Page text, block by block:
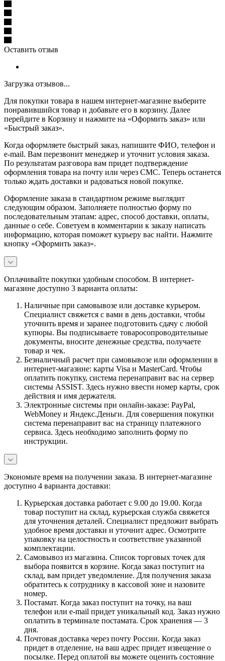
Оставить отзыв
Загрузка отзывов...
Для покупки товара в нашем интернет-магазине выберите
понравившийся товар и добавьте его в корзину. Далее
перейдите в Корзину и нажмите на «Оформить заказ» или
«Быстрый заказ».
Когда оформляете быстрый заказ, напишите ФИО, телефон и
e-mail. Вам перезвонит менеджер и уточнит условия заказа.
По результатам разговора вам придет подтверждение
оформления товара на почту или через СМС. Теперь останется
только ждать доставки и радоваться новой покупке.
Оформление заказа в стандартном режиме выглядит
следующим образом. Заполняете полностью форму по
последовательным этапам: адрес, способ доставки, оплаты,
данные о себе. Советуем в комментарии к заказу написать
информацию, которая поможет курьеру вас найти. Нажмите
кнопку «Оформить заказ».
Оплачивайте покупки удобным способом. В интернет-
магазине доступно 3 варианта оплаты:
Наличные при самовывозе или доставке курьером.
Специалист свяжется с вами в день доставки, чтобы
уточнить время и заранее подготовить сдачу с любой
купюры. Вы подписываете товаросопроводительные
документы, вносите денежные средства, получаете
товар и чек.
Безналичный расчет при самовывозе или оформлении в
интернет-магазине: карты Visa и MasterCard. Чтобы
оплатить покупку, система перенаправит вас на сервер
системы ASSIST. Здесь нужно ввести номер карты, срок
действия и имя держателя.
Электронные системы при онлайн-заказе: PayPal,
WebMoney и Яндекс.Деньги. Для совершения покупки
система перенаправит вас на страницу платежного
сервиса. Здесь необходимо заполнить форму по
инструкции.
Экономьте время на получении заказа. В интернет-магазине
доступно 4 варианта доставки:
Курьерская доставка работает с 9.00 до 19.00. Когда
товар поступит на склад, курьерская служба свяжется
для уточнения деталей. Специалист предложит выбрать
удобное время доставки и уточнит адрес. Осмотрите
упаковку на целостность и соответствие указанной
комплектации.
Самовывоз из магазина. Список торговых точек для
выбора появится в корзине. Когда заказ поступит на
склад, вам придет уведомление. Для получения заказа
обратитесь к сотруднику в кассовой зоне и назовите
номер.
Постамат. Когда заказ поступит на точку, на ваш
телефон или e-mail придет уникальный код. Заказ нужно
оплатить в терминале постамата. Срок хранения — 3
дня.
Почтовая доставка через почту России. Когда заказ
придет в отделение, на ваш адрес придет извещение о
посылке. Перед оплатой вы можете оценить состояние